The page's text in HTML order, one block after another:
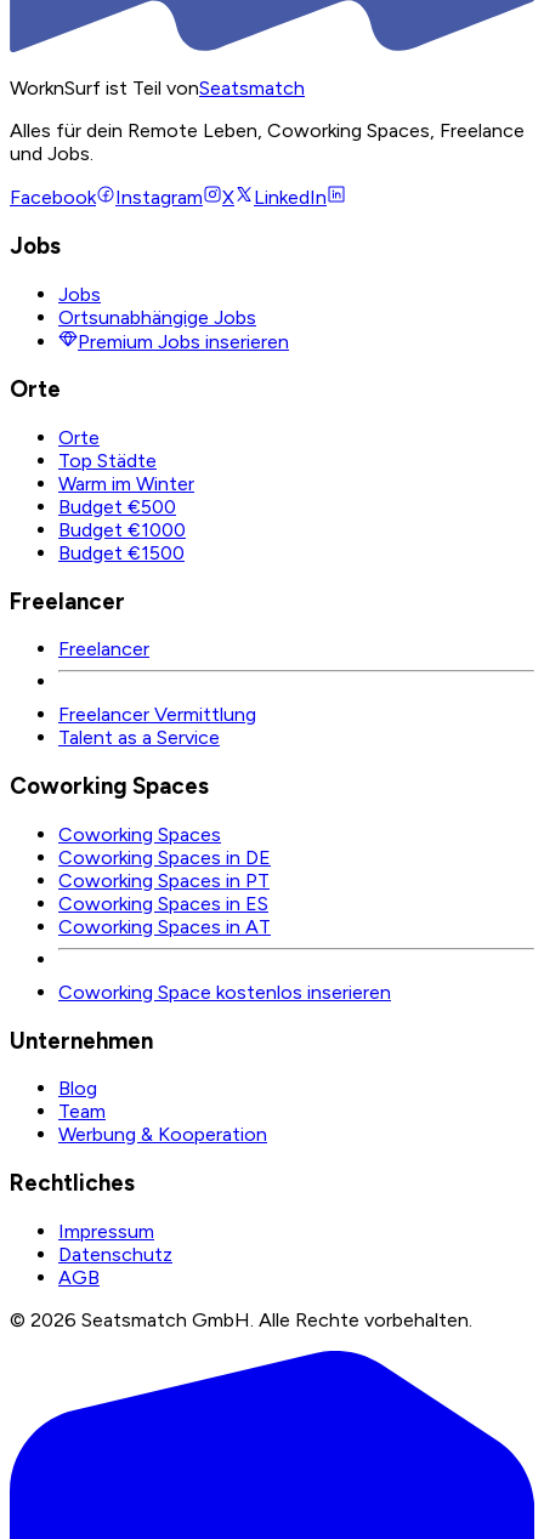
WorknSurf ist Teil vonSeatsmatch
Alles für dein Remote Leben, Coworking Spaces, Freelance
und Jobs.
Facebook
Instagram X LinkedIn
Jobs
Jobs
Ortsunabhängige Jobs
Premium Jobs inserieren
Orte
Orte
Top Städte
Warm im Winter
Budget €500
Budget €1000
Budget €1500
Freelancer
Freelancer
Freelancer Vermittlung
Talent as a Service
Coworking Spaces
Coworking Spaces
Coworking Spaces in DE
Coworking Spaces in PT
Coworking Spaces in ES
Coworking Spaces in AT
Coworking Space kostenlos inserieren
Unternehmen
Blog
Team
Werbung & Kooperation
Rechtliches
Impressum
Datenschutz
AGB
© 2026 Seatsmatch GmbH. Alle Rechte vorbehalten.